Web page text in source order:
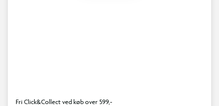
Fri Click&Collect ved køb over 599,-